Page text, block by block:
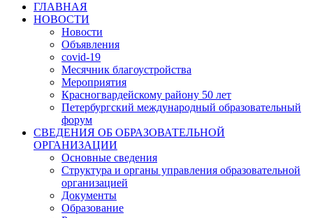
ГЛАВНАЯ
НОВОСТИ
Новости
Объявления
covid-19
Месячник благоустройства
Мероприятия
Красногвардейскому району 50 лет
Петербургский международный образовательный
форум
СВЕДЕНИЯ ОБ ОБРАЗОВАТЕЛЬНОЙ
ОРГАНИЗАЦИИ
Основные сведения
Структура и органы управления образовательной
организацией
Документы
Образование